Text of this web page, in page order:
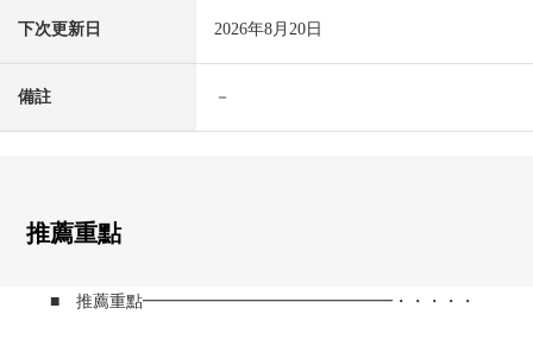
下次更新日 2026年8月20日
備註 －
推薦重點
■ 推薦重點━━━━━━━━━━━━━━━・・・・・